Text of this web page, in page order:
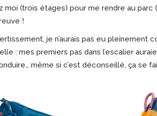
(trois étages) pour me rendre au parc
!
je n’aurais pas eu pleinement
: mes premiers pas dans l’escalier
même si c’est déconseillé, ça se